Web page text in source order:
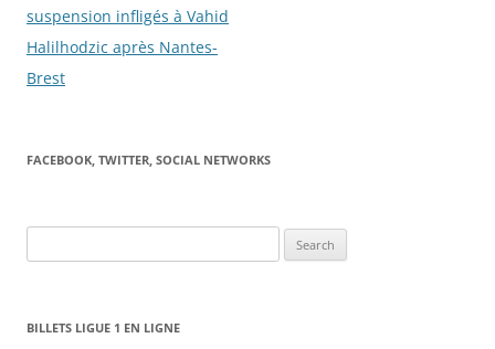
suspension infligés à Vahid
Halilhodzic après Nantes-
Brest
FACEBOOK, TWITTER, SOCIAL NETWORKS
for:
BILLETS LIGUE 1 EN LIGNE